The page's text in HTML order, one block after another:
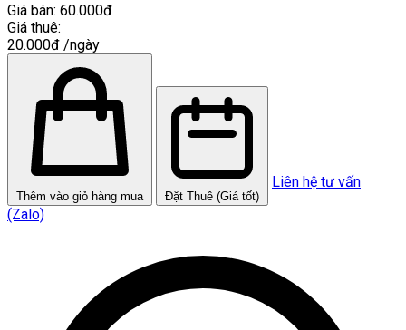
Giá bán: 60.000đ
Giá thuê:
20.000đ /ngày
Thêm vào giỏ hàng mua Đặt Thuê (Giá tốt)
Liên hệ tư vấn
(Zalo)